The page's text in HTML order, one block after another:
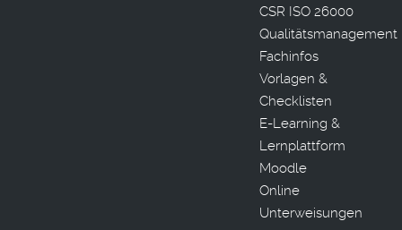
CSR ISO 26000
Qualitätsmanagement
Fachinfos
Vorlagen &
Checklisten
E-Learning &
Lernplattform
Moodle
Online
Unterweisungen